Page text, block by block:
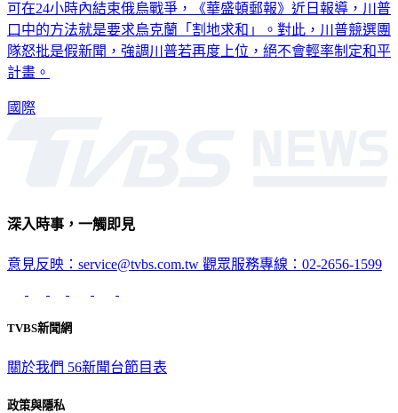
可在24小時內結束俄烏戰爭，《華盛頓郵報》近日報導，川普
口中的方法就是要求烏克蘭「割地求和」。對此，川普競選團
隊怒批是假新聞，強調川普若再度上位，絕不會輕率制定和平
計畫。
國際
深入時事，一觸即見
意見反映：service@tvbs.com.tw 觀眾服務專線：02-2656-1599
TVBS新聞網
關於我們 56新聞台節目表
政策與隱私